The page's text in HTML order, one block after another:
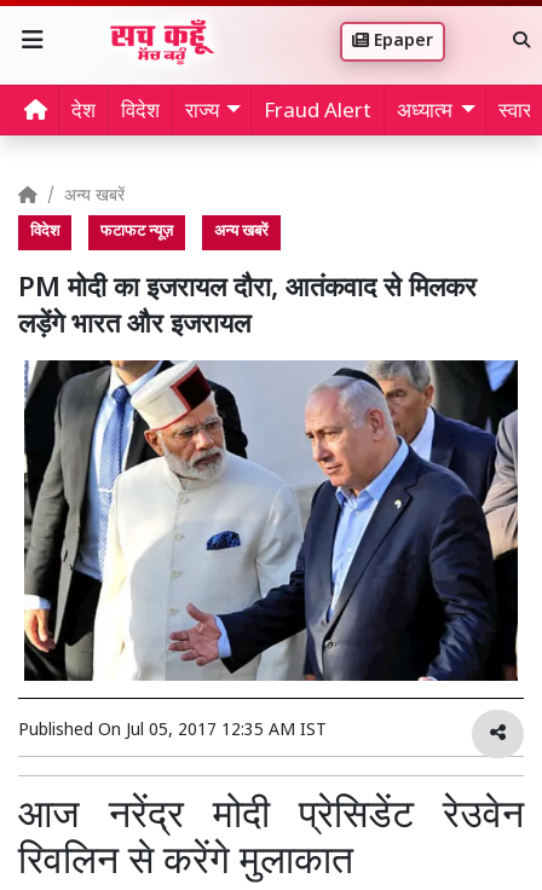
Epaper
देश विदेश राज्य Fraud Alert अध्यात्म
अन्य खबरें
विदेश फटाफट न्यूज़ अन्य खबरें
PM मोदी का इजरायल दौरा, आतंकवाद से मिलकर
लड़ेंगे भारत और इजरायल
Published On Jul 05, 2017 12:35 AM IST
आज नरेंद्र मोदी प्रेसिडेंट रेउवेन
रिवलिन से करेंगे मुलाकात